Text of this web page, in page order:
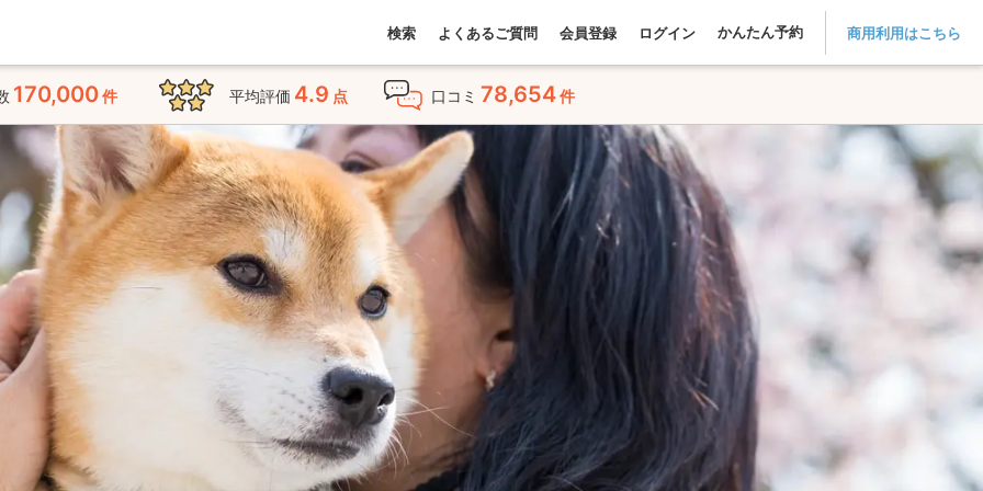
検索 よくあるご質問 会員登録 ログイン かんたん予約 商用利用はこちら
170,000件 平均評価 4.9 点 口コミ 78,654件